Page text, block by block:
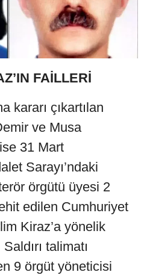
FAİLLERİ
kararı çıkartılan
ve Musa
31 Mart
Sarayı’ndaki
örgütü üyesi 2
edilen Cumhuriyet
Kiraz’a yönelik
talimatı
9 örgüt yöneticisi